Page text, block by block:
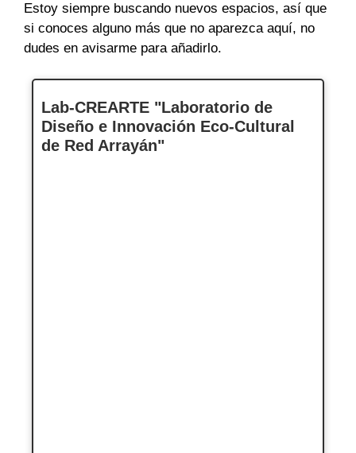
Estoy siempre buscando nuevos espacios, así que
si conoces alguno más que no aparezca aquí, no
dudes en avisarme para añadirlo.
Lab-CREARTE "Laboratorio de
Diseño e Innovación Eco-Cultural
de Red Arrayán"